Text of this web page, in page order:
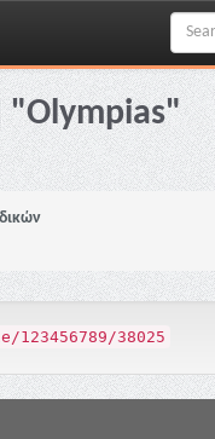
"Olympias"
38025